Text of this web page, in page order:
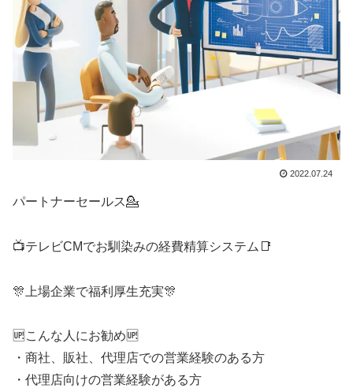
2022.07.24
パートナーセールス💁
📺️テレビCMでお馴染みの経費精算システム📑
🎊上場企業で福利厚生充実🎊
🆙こんな人にお勧め🆙
・商社、販社、代理店での営業経験のある方
・代理店向けの営業経験がある方